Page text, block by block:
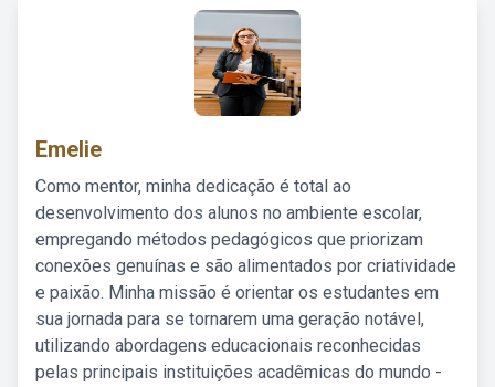
Emelie
Como mentor, minha dedicação é total ao
desenvolvimento dos alunos no ambiente escolar,
empregando métodos pedagógicos que priorizam
conexões genuínas e são alimentados por criatividade
e paixão. Minha missão é orientar os estudantes em
sua jornada para se tornarem uma geração notável,
utilizando abordagens educacionais reconhecidas
pelas principais instituições acadêmicas do mundo -